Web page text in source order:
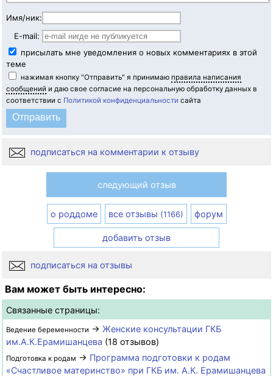
Имя/ник:
E-mail:
присылать мне уведомления о новых комментариях в этой
теме
нажимая кнопку "Отправить" я принимаю правила написания
сообщений и даю свое согласие на персональную обработку данных в
соответствии с Политикой конфиденциальности сайта
подписаться на комментарии к отзыву
следующий отзыв
о роддоме все отзывы (1166) форум
добавить отзыв
подписаться на отзывы
Вам может быть интересно:
Связанные страницы:
Ведение беременности → Женские консультации ГКБ
им.А.К.Ерамишанцева (18 отзывов)
Подготовка к родам → Программа подготовки к родам
«Счастливое материнство» при ГКБ им. А.К. Ерамишанцева